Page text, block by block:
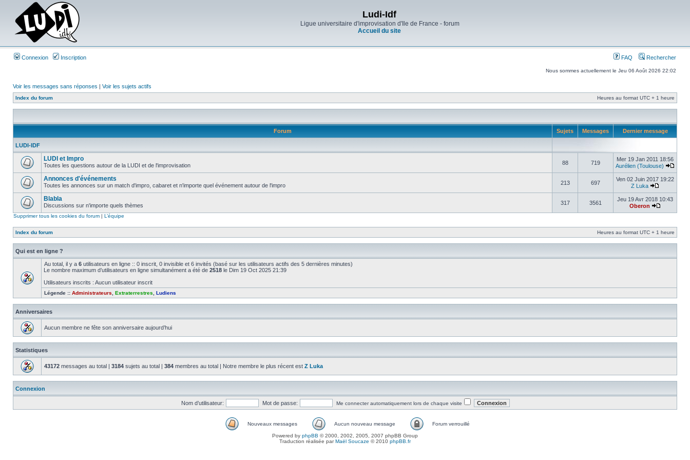
Ludi-Idf
Ligue universitaire d'improvisation d'Ile de France - forum
Accueil du site
Connexion Inscription FAQ Rechercher
Nous sommes actuellement le Jeu 06 Août 2026 22:02
Voir les messages sans réponses | Voir les sujets actifs
Index du forum Heures au format UTC + 1 heure
Forum Sujets Messages Dernier message
LUDI-IDF
LUDI et Impro
Toutes les questions autour de la LUDI et de l'improvisation 88 719
Mer 19 Jan 2011 18:56
Aurélien (Toulouse)
Annonces d'événements
Toutes les annonces sur un match d'impro, cabaret et n'importe quel événement autour de l'impro 213 697
Ven 02 Juin 2017 19:22
Z Luka
Blabla
Discussions sur n'importe quels thèmes 317 3561
Jeu 19 Avr 2018 10:43
Oberon
Supprimer tous les cookies du forum | L’équipe
Index du forum Heures au format UTC + 1 heure
Qui est en ligne ?
Au total, il y a 6 utilisateurs en ligne :: 0 inscrit, 0 invisible et 6 invités (basé sur les utilisateurs actifs des 5 dernières minutes)
Le nombre maximum d’utilisateurs en ligne simultanément a été de 2518 le Dim 19 Oct 2025 21:39
Utilisateurs inscrits : Aucun utilisateur inscrit
Légende :: Administrateurs Extraterrestres Ludiens
Anniversaires
Aucun membre ne fête son anniversaire aujourd’hui
Statistiques
43172 messages au total | 3184 sujets au total | 384 membres au total | Notre membre le plus récent est Z Luka
Connexion
Nom d’utilisateur: Mot de passe: Me connecter automatiquement lors de chaque visite
Nouveaux messages Aucun nouveau message Forum verrouillé
Powered by phpBB © 2000, 2002, 2005, 2007 phpBB Group
Traduction réalisée parMaël Soucaze © 2010 phpBB.fr